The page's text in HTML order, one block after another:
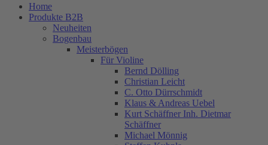
Home
Produkte B2B
Neuheiten
Bogenbau
Meisterbögen
Für Violine
Bernd Dölling
Christian Leicht
C. Otto Dürrschmidt
Klaus & Andreas Uebel
Kurt Schäffner Inh. Dietmar
Schäffner
Michael Mönnig